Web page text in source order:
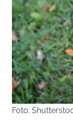
Foto: